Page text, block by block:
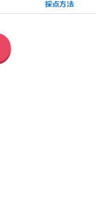
採点方法